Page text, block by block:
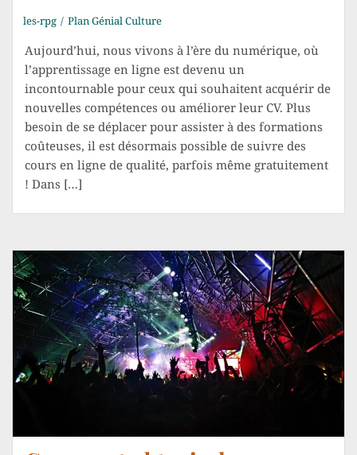
les-rpg Plan Génial Culture
Aujourd’hui, nous vivons à l’ère du numérique, où
l’apprentissage en ligne est devenu un
incontournable pour ceux qui souhaitent acquérir de
nouvelles compétences ou améliorer leur CV. Plus
besoin de se déplacer pour assister à des formations
coûteuses, il est désormais possible de suivre des
cours en ligne de qualité, parfois même gratuitement
! Dans […]